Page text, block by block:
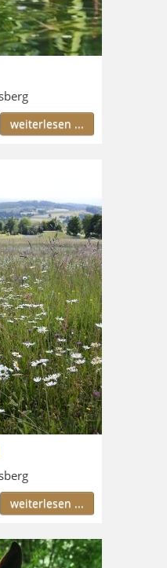
weiterlesen ...
weiterlesen ...